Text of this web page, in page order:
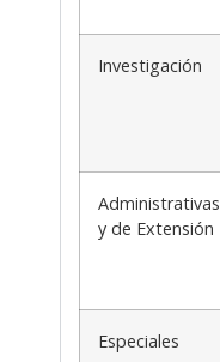
Investigación
Administrativas
y de Extensión
Especiales